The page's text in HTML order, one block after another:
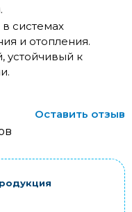
в системах
и отопления.
устойчивый к
Оставить отзыв